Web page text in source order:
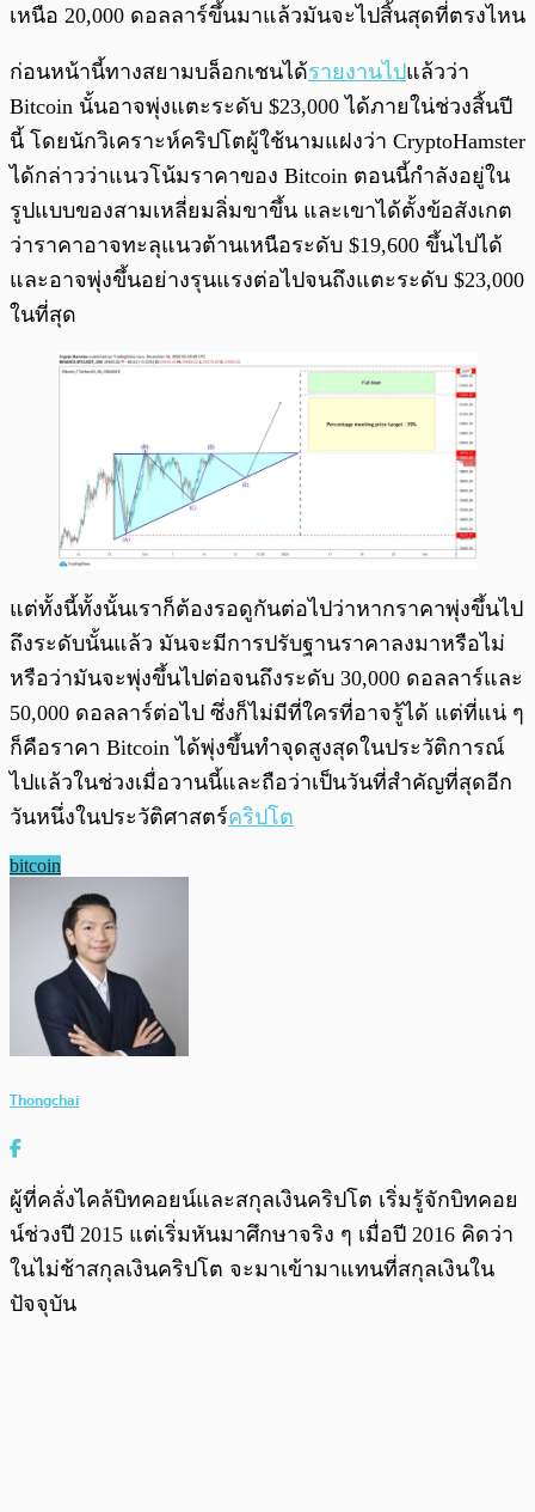
เหนือ 20,000 ดอลลาร์ขึ้นมาแล้วมันจะไปสิ้นสุดที่ตรงไหน
ก่อนหน้านี้ทางสยามบล็อกเชนได้รายงานไปแล้วว่า
Bitcoin นั้นอาจพุ่งแตะระดับ $23,000 ได้ภายใน่ช่วงสิ้นปี
นี้ โดยนักวิเคราะห์คริปโตผู้ใช้นามแฝงว่า CryptoHamster
ได้กล่าวว่าแนวโน้มราคาของ Bitcoin ตอนนี้กำลังอยู่ใน
รูปแบบของสามเหลี่ยมลิ่มขาขึ้น และเขาได้ตั้งข้อสังเกต
ว่าราคาอาจทะลุแนวต้านเหนือระดับ $19,600 ขึ้นไปได้
และอาจพุ่งขึ้นอย่างรุนแรงต่อไปจนถึงแตะระดับ $23,000
ในที่สุด
แต่ทั้งนี้ทั้งนั้นเราก็ต้องรอดูกันต่อไปว่าหากราคาพุ่งขึ้นไป
ถึงระดับนั้นแล้ว มันจะมีการปรับฐานราคาลงมาหรือไม่
หรือว่ามันจะพุ่งขึ้นไปต่อจนถึงระดับ 30,000 ดอลลาร์และ
50,000 ดอลลาร์ต่อไป ซึ่งก็ไม่มีที่ใครที่อาจรู้ได้ แต่ที่แน่ ๆ
ก็คือราคา Bitcoin ได้พุ่งขึ้นทำจุดสูงสุดในประวัติการณ์
ไปแล้วในช่วงเมื่อวานนี้และถือว่าเป็นวันที่สำคัญที่สุดอีก
วันหนึ่งในประวัติศาสตร์คริปโต
bitcoin
Thongchai
ผู้ที่คลั่งไคล้บิทคอยน์และสกุลเงินคริปโต เริ่มรู้จักบิทคอย
น์ช่วงปี 2015 แต่เริ่มหันมาศึกษาจริง ๆ เมื่อปี 2016 คิดว่า
ในไม่ช้าสกุลเงินคริปโต จะมาเข้ามาแทนที่สกุลเงินใน
ปัจจุบัน